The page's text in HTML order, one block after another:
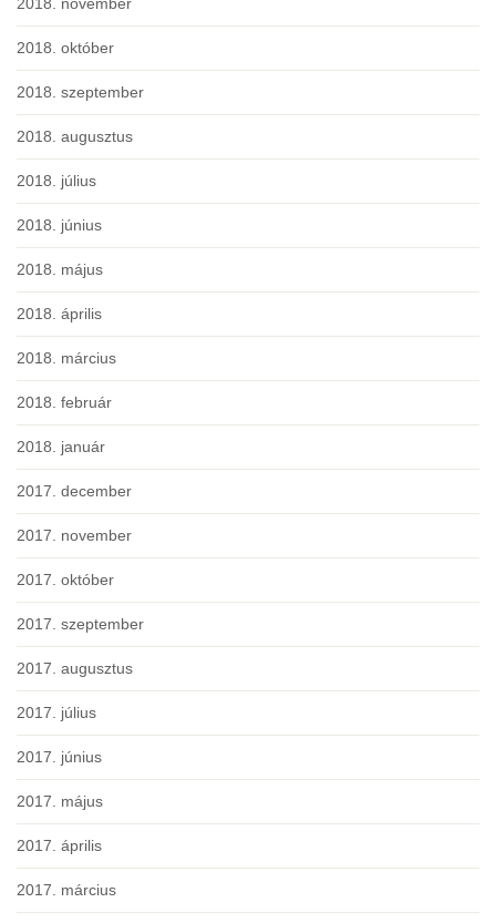
2018. október
2018. szeptember
2018. augusztus
2018. július
2018. június
2018. május
2018. április
2018. március
2018. február
2018. január
2017. december
2017. november
2017. október
2017. szeptember
2017. augusztus
2017. július
2017. június
2017. május
2017. április
2017. március